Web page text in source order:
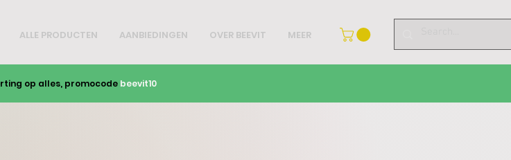
ALLE PRODUCTEN AANBIEDINGEN OVER BEEVIT MEER
op alles, promocode beevit10